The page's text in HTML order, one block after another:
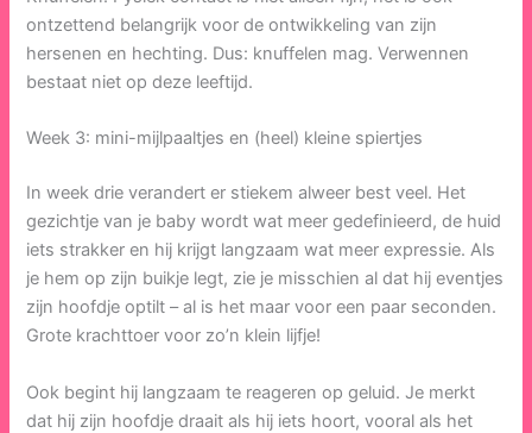
ontzettend belangrijk voor de ontwikkeling van zijn
hersenen en hechting. Dus: knuffelen mag. Verwennen
bestaat niet op deze leeftijd.
Week 3: mini-mijlpaaltjes en (heel) kleine spiertjes
In week drie verandert er stiekem alweer best veel. Het
gezichtje van je baby wordt wat meer gedefinieerd, de huid
iets strakker en hij krijgt langzaam wat meer expressie. Als
je hem op zijn buikje legt, zie je misschien al dat hij eventjes
zijn hoofdje optilt – al is het maar voor een paar seconden.
Grote krachttoer voor zo’n klein lijfje!
Ook begint hij langzaam te reageren op geluid. Je merkt
dat hij zijn hoofdje draait als hij iets hoort, vooral als het